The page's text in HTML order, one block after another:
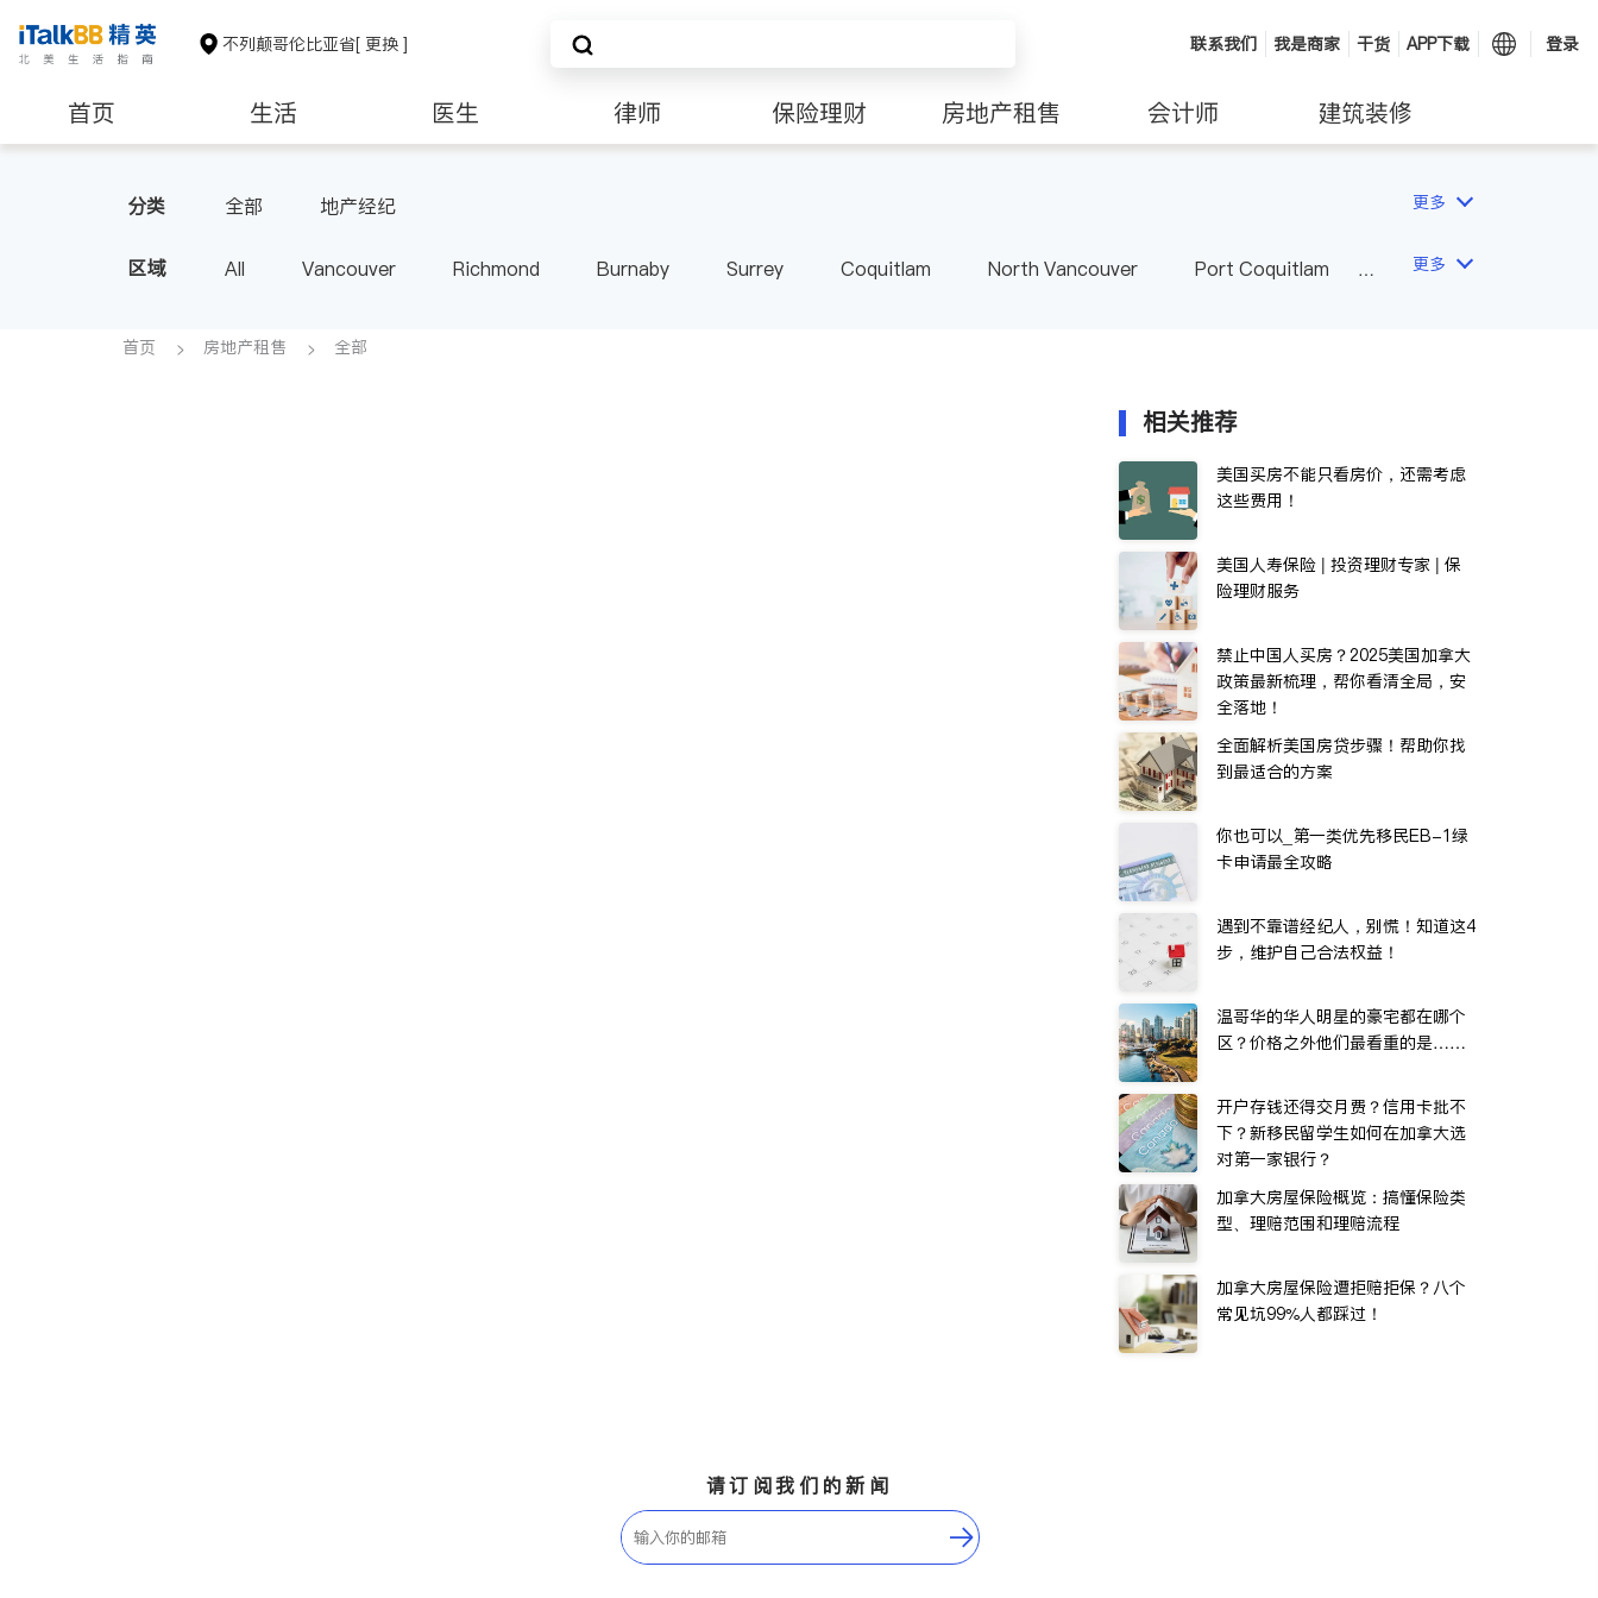
不列颠哥伦比亚省[ 更换 ] 联系我们 我是商家 干货 APP下载 登录
首页 生活 医生 律师 保险理财 房地产租售 会计师 建筑装修
分类 全部 地产经纪 更多
区域 All Vancouver Richmond Burnaby Surrey Coquitlam North Vancouver
Port Coquitlam
BC - Other Cities
更多
首页 房地产租售 全部
相关推荐
美国买房不能只看房价，还需考虑
这些费用！
美国人寿保险 | 投资理财专家 | 保
险理财服务
禁止中国人买房？2025美国加拿大
政策最新梳理，帮你看清全局，安
全落地！
全面解析美国房贷步骤！帮助你找
到最适合的方案
你也可以_第一类优先移民EB-1绿
卡申请最全攻略
遇到不靠谱经纪人，别慌！知道这4
步，维护自己合法权益！
温哥华的华人明星的豪宅都在哪个
区？价格之外他们最看重的是……
开户存钱还得交月费？信用卡批不
下？新移民留学生如何在加拿大选
对第一家银行？
加拿大房屋保险概览：搞懂保险类
型、理赔范围和理赔流程
加拿大房屋保险遭拒赔拒保？八个
常见坑99%人都踩过！
请订阅我们的新闻